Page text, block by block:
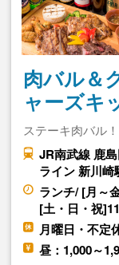
肉バル＆
ャーズキ
ステーキ肉バル
JR南武線 鹿
ライン 新川崎
ランチ/ [月～
[土・日・祝
月曜日・不定
昼：1,000～